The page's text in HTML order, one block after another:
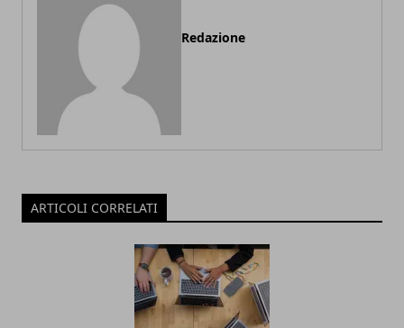
Redazione
ARTICOLI CORRELATI